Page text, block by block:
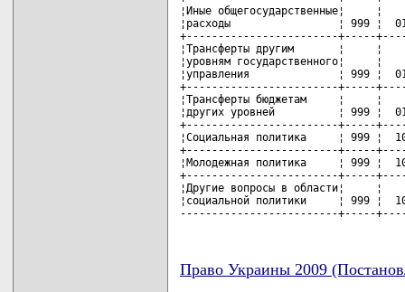
Право Украины 2009